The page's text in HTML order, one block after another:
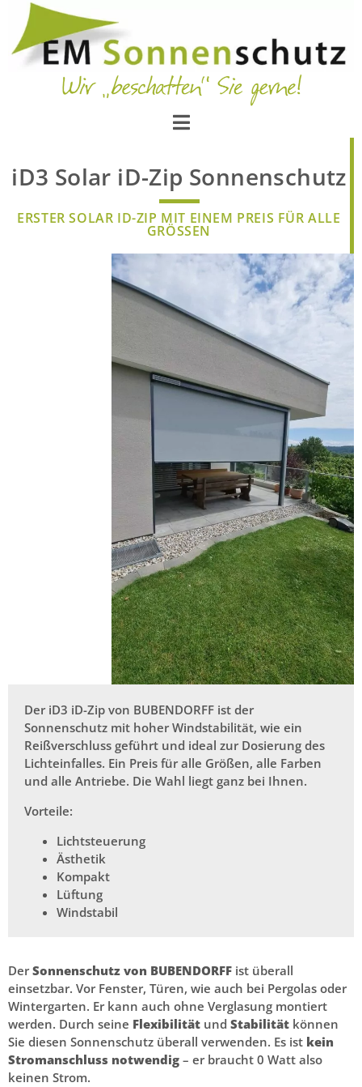
Der iD3 iD-Zip von BUBENDORFF ist der
Sonnenschutz mit hoher Windstabilität, wie ein
Reißverschluss geführt und ideal zur Dosierung des
Lichteinfalles. Ein Preis für alle Größen, alle Farben
und alle Antriebe. Die Wahl liegt ganz bei Ihnen.
Vorteile:
Lichtsteuerung
Ästhetik
Kompakt
Lüftung
Windstabil
iD3 Solar iD-Zip Sonnenschutz
ERSTER SOLAR ID-ZIP MIT EINEM PREIS FÜR ALLE
GRÖSSEN
DerSonnenschutz von BUBENDORFF ist überall
einsetzbar. Vor Fenster, Türen, wie auch bei Pergolas oder
Wintergarten. Er kann auch ohne Verglasung montiert
werden. Durch seine Flexibilität und Stabilität können
Sie diesen Sonnenschutz überall verwenden. Es ist kein
Stromanschluss notwendig – er braucht 0 Watt also
keinen Strom.